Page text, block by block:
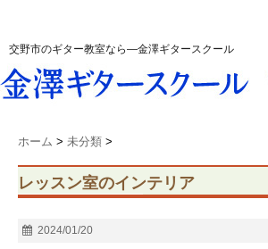
交野市のギター教室なら―金澤ギタースクール
ホーム > 未分類 >
レッスン室のインテリア
2024/01/20